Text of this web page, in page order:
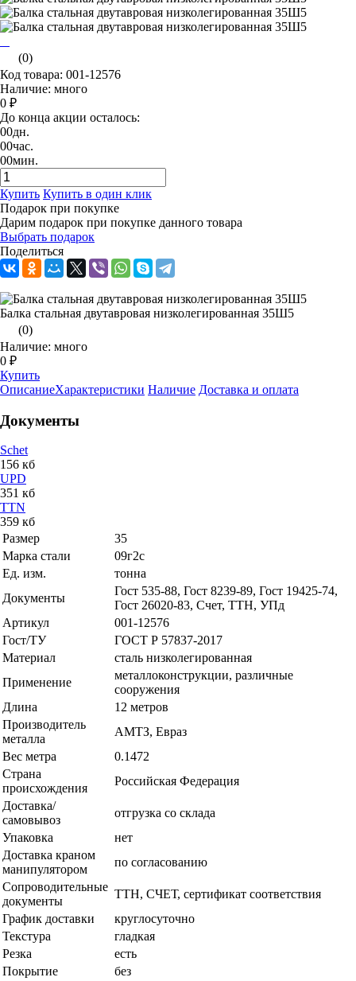
(0)
Код товара: 001-12576
Наличие: много
0 ₽
До конца акции осталось:
00дн.
00час.
00мин.
Купить Купить в один клик
Подарок при покупке
Дарим подарок при покупке данного товара
Выбрать подарок
Поделиться
Балка стальная двутавровая низколегированная 35Ш5
(0)
Наличие: много
0 ₽
Купить
ОписаниеХарактеристики Наличие Доставка и оплата
Документы
Schet
156 кб
UPD
351 кб
TTN
359 кб
Размер
35
Марка стали
09г2с
Ед. изм.
тонна
Документы
Гост 535-88, Гост 8239-89, Гост 19425-74,
Гост 26020-83, Счет, ТТН, УПд
Артикул
001-12576
Гост/ТУ
ГОСТ Р 57837-2017
Материал
сталь низколегированная
Применение
металлоконструкции, различные
сооружения
Длина
12 метров
Производитель
металла
АМТЗ, Евраз
Вес метра
0.1472
Страна
происхождения
Российская Федерация
Доставка/
самовывоз
отгрузка со склада
Упаковка
нет
Доставка краном
манипулятором
по согласованию
Сопроводительные
документы
ТТН, СЧЕТ, сертификат соответствия
График доставки
круглосуточно
Текстура
гладкая
Резка
есть
Покрытие
без